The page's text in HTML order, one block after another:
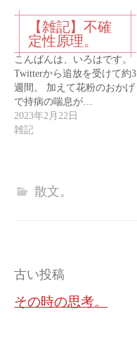
【雑記】不確
定性原理。
こんばんは、いろはです。
Twitterから追放を受けて約3
週間。 加えて花粉のおかげ
で持病の喘息が…
2023年2月22日
雑記
散文。
投
稿
古い投稿
その時の思考。